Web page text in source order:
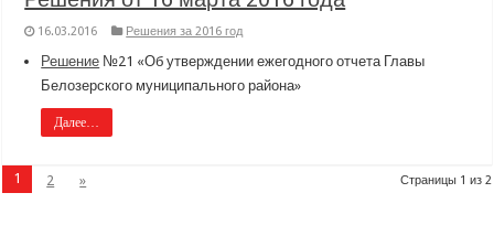
16.03.2016 Решения за 2016 год
Решение №21 «Об утверждении ежегодного отчета Главы
Белозерского муниципального района»
Далее…
Страницы 1 из 2
1 2 »